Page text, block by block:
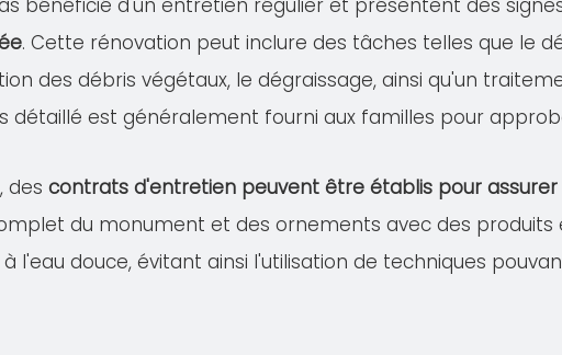
bénéficié d'un entretien régulier et présentent des
. Cette rénovation peut inclure des tâches telles que le
des débris végétaux, le dégraissage, ainsi qu'un
détaillé est généralement fourni aux familles pour
des contrats d'entretien peuvent être établis pour
du monument et des ornements avec des produits
l'eau douce, évitant ainsi l'utilisation de techniques